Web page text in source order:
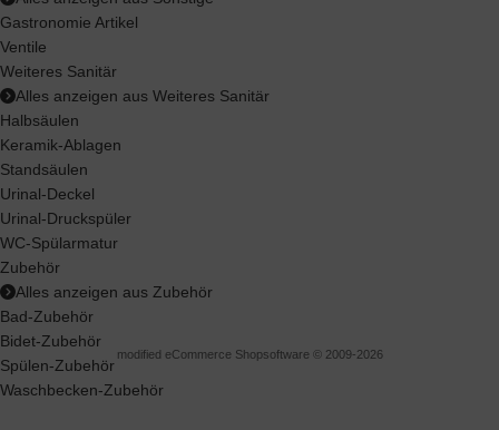
Gastronomie Artikel
Ventile
Weiteres Sanitär
Alles anzeigen aus Weiteres Sanitär
Halbsäulen
Keramik-Ablagen
Standsäulen
Urinal-Deckel
Urinal-Druckspüler
WC-Spülarmatur
Zubehör
Alles anzeigen aus Zubehör
Bad-Zubehör
Bidet-Zubehör
Spülen-Zubehör
Waschbecken-Zubehör
modified eCommerce Shopsoftware © 2009-2026